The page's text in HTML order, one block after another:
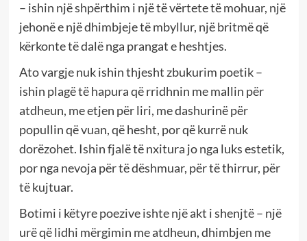
– ishin një shpërthim i një të vërtete të mohuar, një
jehonë e një dhimbjeje të mbyllur, një britmë që
kërkonte të dalë nga prangat e heshtjes.
Ato vargje nuk ishin thjesht zbukurim poetik –
ishin plagë të hapura që rridhnin me mallin për
atdheun, me etjen për liri, me dashurinë për
popullin që vuan, që hesht, por që kurrë nuk
dorëzohet. Ishin fjalë të nxitura jo nga luks estetik,
por nga nevoja për të dëshmuar, për të thirrur, për
të kujtuar.
Botimi i këtyre poezive ishte një akt i shenjtë – një
urë që lidhi mërgimin me atdheun, dhimbjen me